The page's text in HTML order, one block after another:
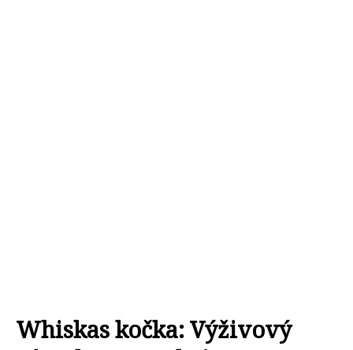
Whiskas kočka: Výživový